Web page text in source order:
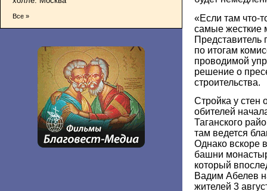
Все »
«Если там что-
самые жесткие
Представитель
по итогам
проводимой
решение о
строительства.
Стройка у стен
обителей
Таганского
там ведется
Однако вскоре
башни
который
Вадим Абелев
жителей 3